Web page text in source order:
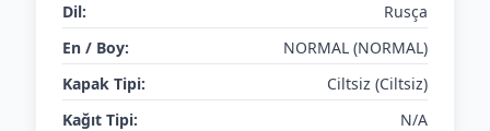
Dil:
Rusça
En / Boy:
NORMAL (NORMAL)
Kapak Tipi:
Ciltsiz (Ciltsiz)
Kağıt Tipi:
N/A